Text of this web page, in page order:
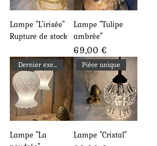
Lampe "L'irisée"
Rupture de stock
Lampe "Tulipe
ambrée"
Prix
69,00 €
Dernier exemplaire
Lampe "La
Pièce unique
Lampe "Cristal"